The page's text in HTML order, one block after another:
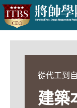
從代工到
建築